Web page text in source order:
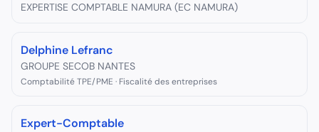
EXPERTISE COMPTABLE NAMURA (EC NAMURA)
Delphine Lefranc
GROUPE SECOB NANTES
Comptabilité TPE/PME · Fiscalité des entreprises
Expert-Comptable